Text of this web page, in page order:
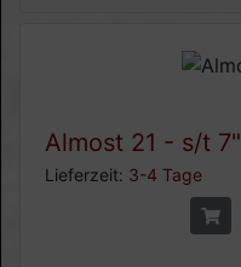
Almost 21 - s/t 7"
Lieferzeit: 3-4 Tage